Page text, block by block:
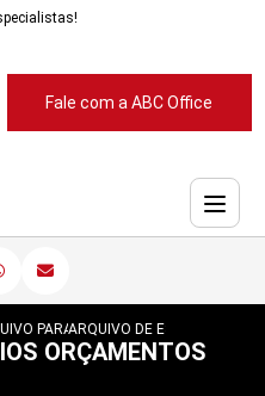
Fale com a ABC Office
PARA ESCRITORIOS PASTA
ARQUIVO DE ESCRITORIOS
ORÇAMENTOS